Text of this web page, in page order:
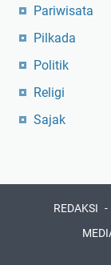
Pariwisata
Pilkada
Politik
Religi
Sajak
REDAKSI